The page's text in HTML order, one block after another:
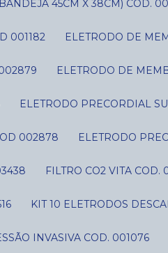
45CM X 38CM) COD.
001182 ELETRODO DE
ELETRODO DE
ELETRODO PRECORDIAL
002878 ELETRODO
FILTRO CO2 VITA COD.
KIT 10 ELETRODOS
INVASIVA COD. 001076